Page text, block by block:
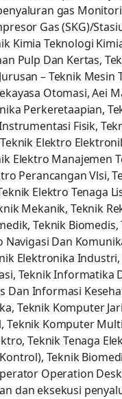
gas
Gas (SKG)/
Kimia Teknologi
Pulp Dan Kertas,
– Teknik
Otomasi, Aei
Perkeretaapian,
Fisik,
Elektro
Elektro Manajemen
Perancangan Vlsi,
Elektro Tenaga
Mekanik, Teknik
Teknik
Navigasi Dan
Elektronika
Teknik Informatika
Dan Informasi
Teknik Komputer
Teknik Komputer
Teknik Tenaga
Teknik
Operation
dan eksekusi